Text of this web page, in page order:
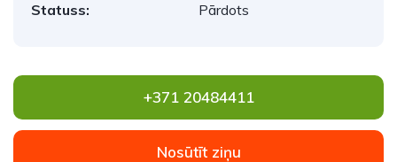
Statuss:
Pārdots
+371 20484411
Nosūtīt ziņu